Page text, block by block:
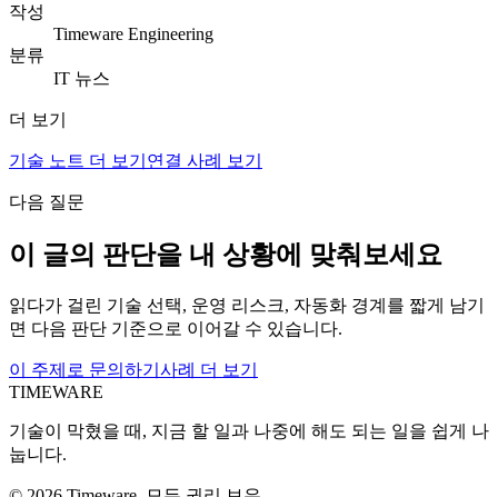
작성
Timeware Engineering
분류
IT 뉴스
더 보기
기술 노트 더 보기 연결 사례 보기
다음 질문
이 글의 판단을 내 상황에 맞춰보세요
읽다가 걸린 기술 선택, 운영 리스크, 자동화 경계를 짧게 남기
면 다음 판단 기준으로 이어갈 수 있습니다.
이 주제로 문의하기 사례 더 보기
TIMEWARE
기술이 막혔을 때, 지금 할 일과 나중에 해도 되는 일을 쉽게 나
눕니다.